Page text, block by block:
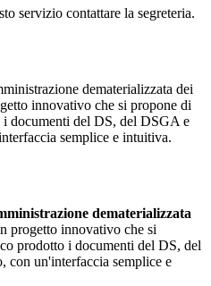
servizio contattare la segreteria.
dematerializzata dei
innovativo che si propone di
documenti del DS, del DSGA e
semplice e intuitiva.
dematerializzata
progetto innovativo che si
prodotto i documenti del DS, del
con un'interfaccia semplice e